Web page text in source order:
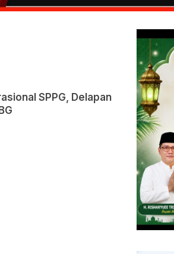
SPPG, Delapan